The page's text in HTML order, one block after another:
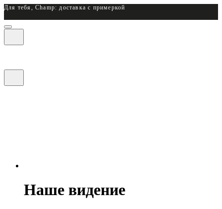
Для тебя, Champ: доставка с примеркой
Наше видение